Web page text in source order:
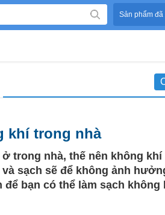
Sản phẩm đã
khí trong nhà
trong nhà, thế nên không khí
sạch sẽ để không ảnh
bạn có thể làm sạch không